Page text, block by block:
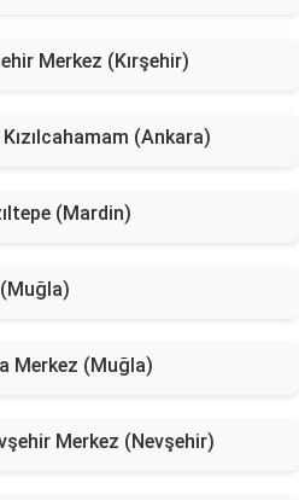
Merkez (Kırşehir)
(Ankara)
(Mardin)
Merkez (Muğla)
Merkez (Nevşehir)